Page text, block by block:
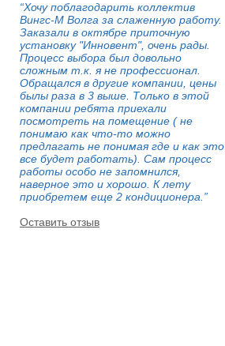
“Хочу поблагодарить коллектив
Вингс-М Волга за слаженную работу.
Заказали в октябре приточную
установку "Инновент", очень рады.
Процесс выбора был довольно
сложным т.к. я не профессионал.
Обращался в другие компании, цены
былы раза в 3 выше. Только в этой
компании ребята приехали
посмотреть на помещение ( не
понимаю как что-то можно
предлагать не понимая где и как это
все будет работать). Сам процесс
работы особо не запомнился,
наверное это и хорошо. К лету
приобретем еще 2 кондиционера.”
Оставить отзыв